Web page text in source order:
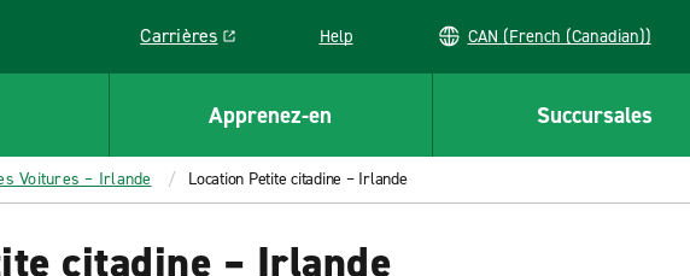
Carrières
Link opens in a new window
Help CAN (French (Canadian))
Apprenez-en Succursales
Voitures – Irlande Location Petite citadine – Irlande
citadine – Irlande